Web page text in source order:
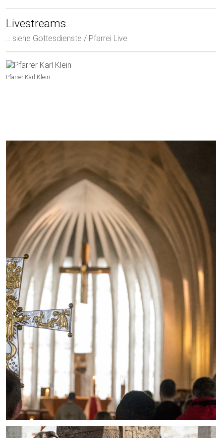
Livestreams
… siehe Gottesdienste / Pfarrei Live
Pfarrer Karl Klein